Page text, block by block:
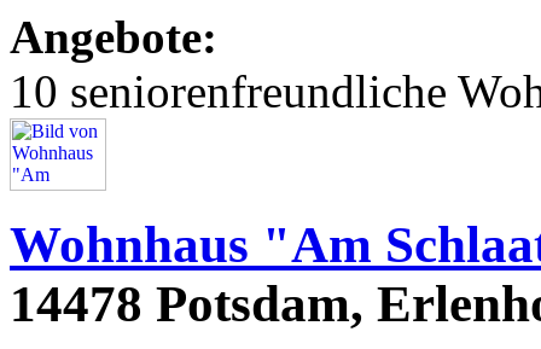
Angebote:
10 seniorenfreundliche
Wohnhaus "Am
14478 Potsdam,